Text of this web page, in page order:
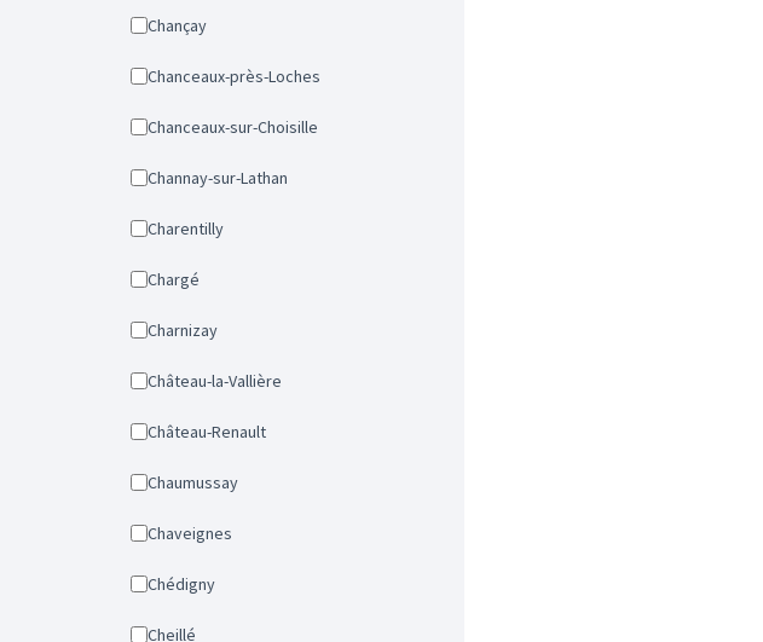
Chançay
Chanceaux-près-Loches
Chanceaux-sur-Choisille
Channay-sur-Lathan
Charentilly
Chargé
Charnizay
Château-la-Vallière
Château-Renault
Chaumussay
Chaveignes
Chédigny
Cheillé